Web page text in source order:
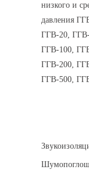
низкого и
давления
ГГВ-20,
ГГВ-100,
ГГВ-200,
ГГВ-500,